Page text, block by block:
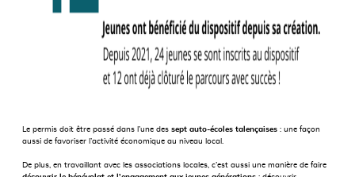
Le permis doit être passé dans l’une dessept auto-écoles talençaises : une façon
aussi de favoriser l’activité économique au niveau local.
De plus, en travaillant avec les associations locales, c’est aussi une manière de faire